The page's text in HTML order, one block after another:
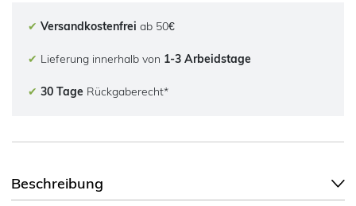
✔ Versandkostenfrei ab 50€
✔ Lieferung innerhalb von 1-3 Arbeidstage
✔ 30 Tage Rückgaberecht*
Beschreibung